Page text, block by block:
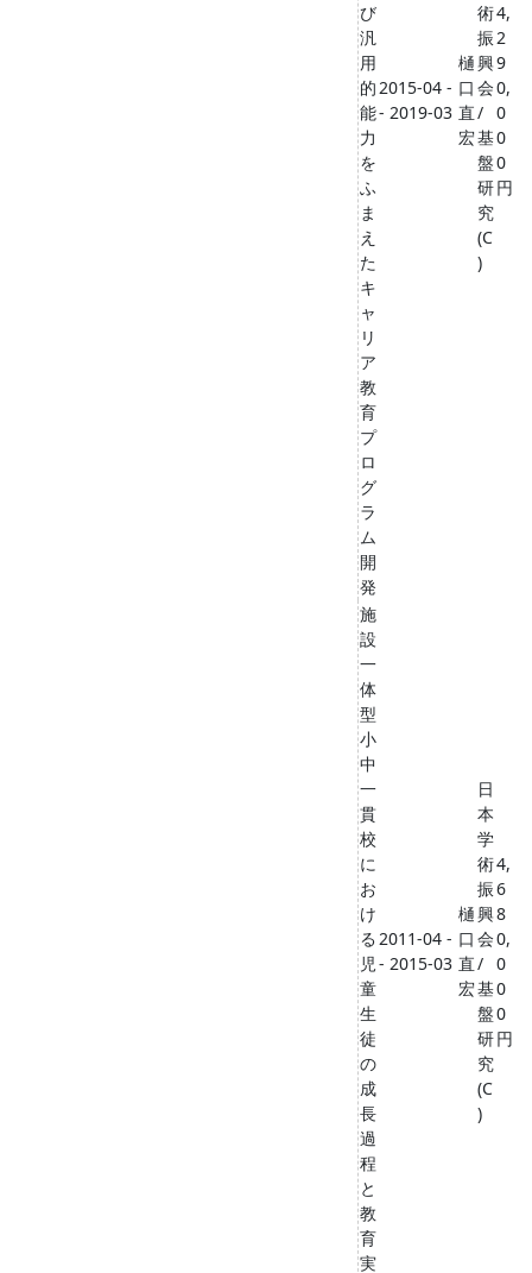
び
汎
用
的
能
力
を
ふ
ま
え
た
キ
ャ
リ
ア
教
育
プ
ロ
グ
ラ
ム
開
発
2015-04 -
- 2019-03
樋
口
直
宏
術
振
興
会
/
基
盤
研
究
(C
)
4,
2
9
0,
0
0
0
円
施
設
一
体
型
小
中
一
貫
校
に
お
け
る
児
童
生
徒
の
成
長
過
程
と
教
育
実
2011-04 -
- 2015-03
樋
口
直
宏
日
本
学
術
振
興
会
/
基
盤
研
究
(C
)
4,
6
8
0,
0
0
0
円